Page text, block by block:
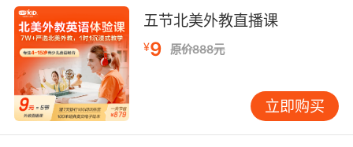
结语
从废旧纸箱到英文单词的蜕变，是资源再生与教
育智慧的双重胜利。VIPKID始终倡导“在生活中
学，在体验中悟”，这类低成本、高参与度的教具
创新，既减轻了家庭教育的经济负担，又构建了
亲子共同成长的情感纽带。未来可探索开发标准
化DIY套件，或建立线上卡片共享平台，让全球更
五节北美外教直播课
¥9 原价888元
立即购买